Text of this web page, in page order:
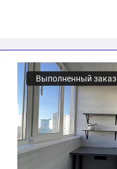
Выполненный заказ